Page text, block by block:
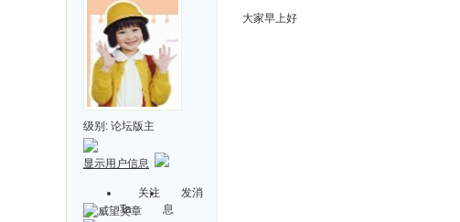
级别: 论坛版主
显示用户信息
关注
Ta
发消
息
大家早上好